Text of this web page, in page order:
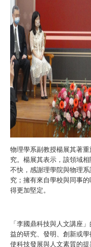
物理學系副教授楊展其著
究。楊展其表示，該領域
不快，感謝理學院與物理
究；擁有來自學校與同事
得更加堅定。
「李國鼎科技與人文講座
益的研究、發明、創新或
使科技發展與人文素質的提